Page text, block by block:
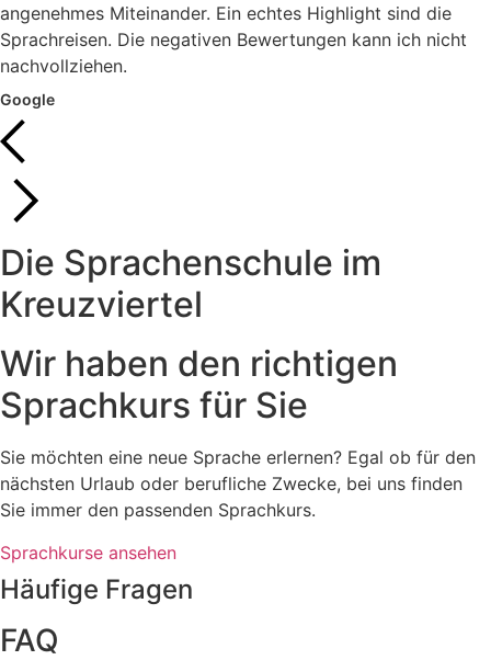
angenehmes Miteinander. Ein echtes Highlight sind die
Sprachreisen. Die negativen Bewertungen kann ich nicht
nachvollziehen.
Google
Die Sprachenschule im
Kreuzviertel
Wir haben den richtigen
Sprachkurs für Sie
Sie möchten eine neue Sprache erlernen? Egal ob für den
nächsten Urlaub oder berufliche Zwecke, bei uns finden
Sie immer den passenden Sprachkurs.
Sprachkurse ansehen
Häufige Fragen
FAQ